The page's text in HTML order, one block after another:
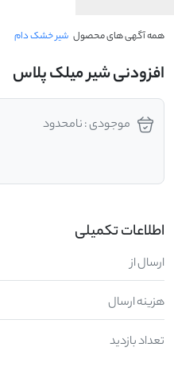
همه آگهی های محصول شیر خشک دام
افزودنی شیر میلک پلاس
موجودی : نامحدود
اطلاعات تکمیلی
ارسال از
هزینه ارسال
تعداد بازدید